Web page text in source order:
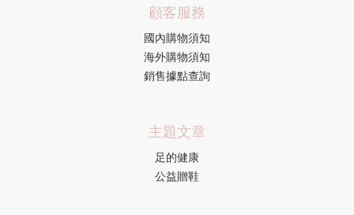
顧客服務
國內購物須知
海外購物須知
銷售據點查詢
主題文章
足的健康
公益贈鞋